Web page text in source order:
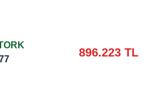
896.223 TL